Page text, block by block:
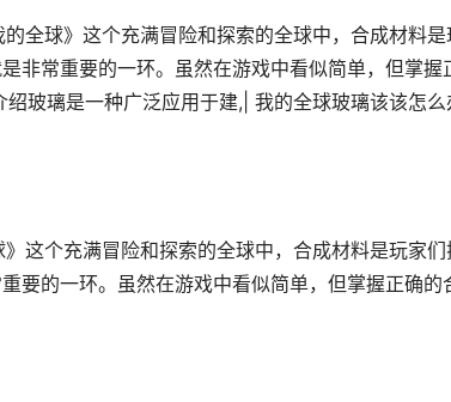
的全球》这个充满冒险和探索的全球中，合成材料
非常重要的一环。虽然在游戏中看似简单，但掌
玻璃是一种广泛应用于建,| 我的全球玻璃该该怎
》这个充满冒险和探索的全球中，合成材料是玩家
要的一环。虽然在游戏中看似简单，但掌握正确